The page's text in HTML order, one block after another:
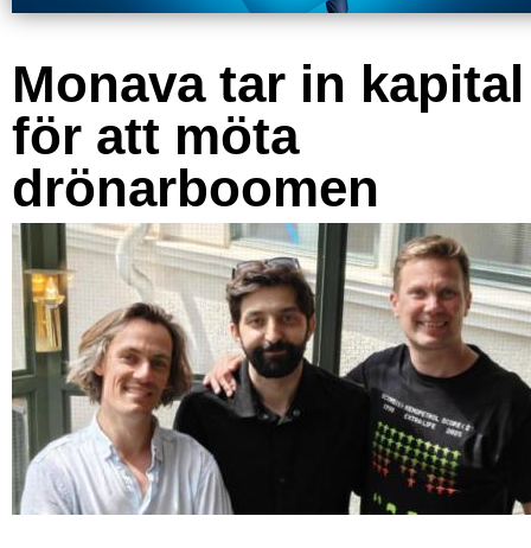
Monava tar in kapital
för att möta
drönarboomen